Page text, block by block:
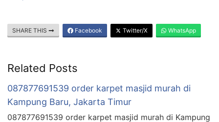
SHARE THIS Facebook Twitter/X WhatsApp
Related Posts
087877691539 order karpet masjid murah di
Kampung Baru, Jakarta Timur
087877691539 order karpet masjid murah di Kampung